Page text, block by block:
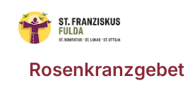
Rosenkranzgebet